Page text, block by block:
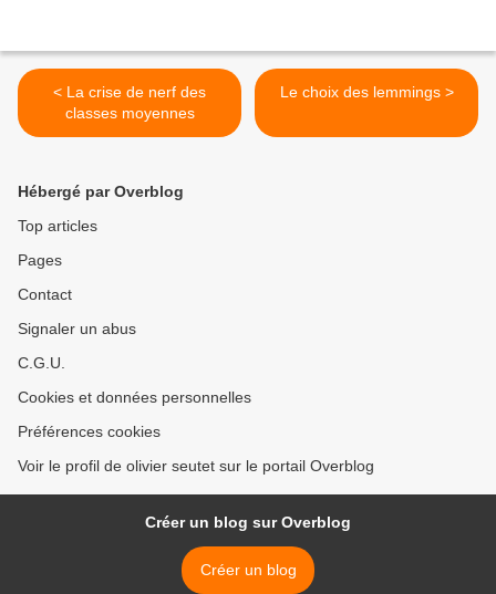
< La crise de nerf des
classes moyennes
Le choix des lemmings >
Hébergé par Overblog
Top articles
Pages
Contact
Signaler un abus
C.G.U.
Cookies et données personnelles
Préférences cookies
Voir le profil de olivier seutet sur le portail Overblog
Créer un blog sur Overblog
Créer un blog